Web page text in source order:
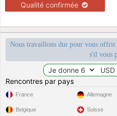
Qualité confirmée
Nous travaillons dur pour vous
s'il vous
Rencontres par pays
France
Belgique
Allemagne
Suisse